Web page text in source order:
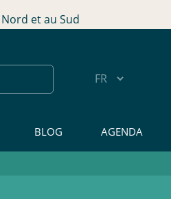
et au Sud
BLOG AGENDA